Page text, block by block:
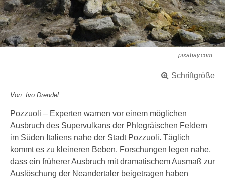
pixabay.com
Schriftgröße
Von: Ivo Drendel
Pozzuoli – Experten warnen vor einem möglichen
Ausbruch des Supervulkans der Phlegräischen Feldern
im Süden Italiens nahe der Stadt Pozzuoli. Täglich
kommt es zu kleineren Beben. Forschungen legen nahe,
dass ein früherer Ausbruch mit dramatischem Ausmaß zur
Auslöschung der Neandertaler beigetragen haben